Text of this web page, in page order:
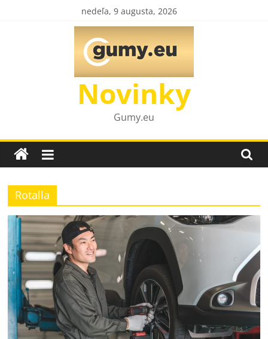
nedeľa, 9 augusta, 2026
Novinky
Gumy.eu
Rotalla